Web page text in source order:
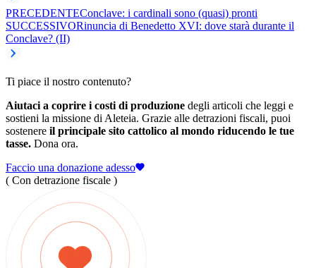
PRECEDENTEConclave: i cardinali sono (quasi) pronti
SUCCESSIVORinuncia di Benedetto XVI: dove starà durante il
Conclave? (II)
Ti piace il nostro contenuto?
Aiutaci a coprire i costi di produzione degli articoli che leggi e
sostieni la missione di Aleteia. Grazie alle detrazioni fiscali, puoi
sostenere il principale sito cattolico al mondo riducendo le tue
tasse. Dona ora.
Faccio una donazione adesso
( Con detrazione fiscale )